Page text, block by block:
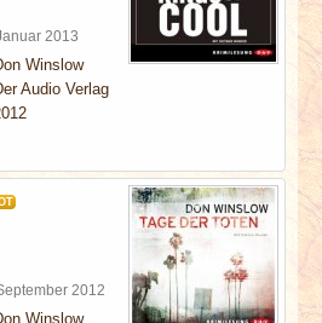
2013
Winslow
Audio Verlag
2012
Winslow